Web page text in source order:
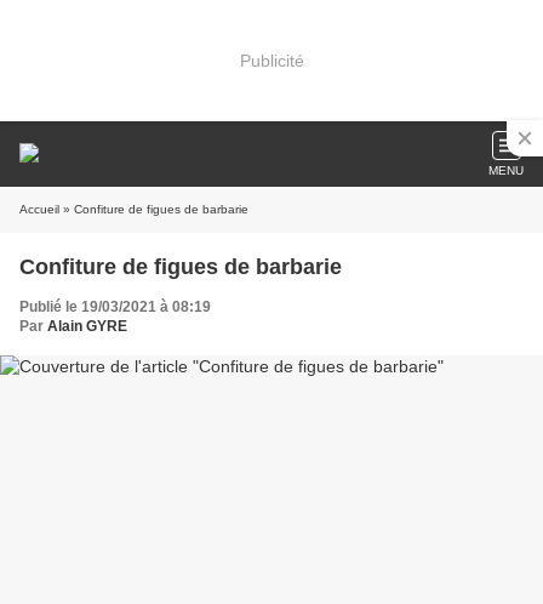
Publicité
MENU
Accueil » Confiture de figues de barbarie
Confiture de figues de barbarie
Publié le 19/03/2021 à 08:19
Par Alain GYRE